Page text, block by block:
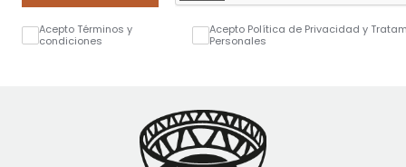
Acepto Términos y
condiciones
Acepto Política de Privacidad y
Personales